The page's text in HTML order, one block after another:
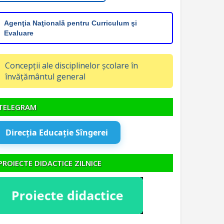
Agenţia Naţională pentru Curriculum şi
Evaluare
Concepții ale disciplinelor școlare în
învățământul general
Direcția Educație Sîngerei
DIDACTICE ZILNICE